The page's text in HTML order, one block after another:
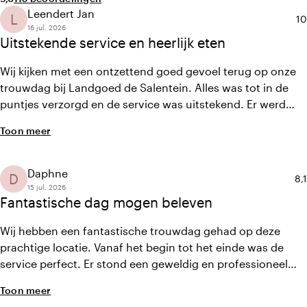
Uitstekende service en heerlijk eten
L Leendert Jan
16 jul. 2026
10
Wij kijken met een ontzettend goed gevoel terug op onze
trouwdag bij Landgoed de Salentein. Alles was tot in de
puntjes verzorgd en de service was uitstekend. Er werd
de dag zelf heel ontspannen verliepen. Het eten was
het contact met Annabel was erg prettig.
Toon meer
Fantastische dag mogen beleven
D Daphne
15 jul. 2026
8,1
Wij hebben een fantastische trouwdag gehad op deze
prachtige locatie. Vanaf het begin tot het einde was de
service perfect. Er stond een geweldig en professioneel
zorgde dat alles soepel verliep. Alles wat wij vooraf hadden
Toon meer